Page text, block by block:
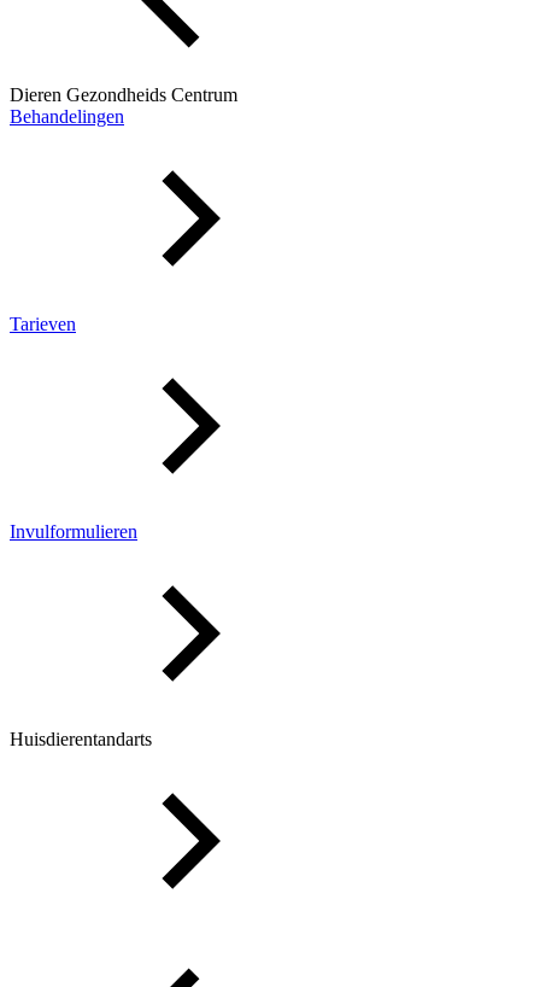
Dieren Gezondheids Centrum
Behandelingen
Tarieven
Invulformulieren
Huisdierentandarts